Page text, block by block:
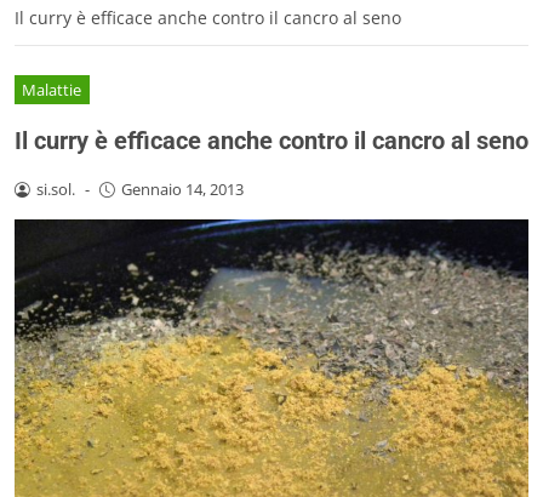
Il curry è efficace anche contro il cancro al seno
Malattie
Il curry è efficace anche contro il cancro al seno
si.sol. - Gennaio 14, 2013